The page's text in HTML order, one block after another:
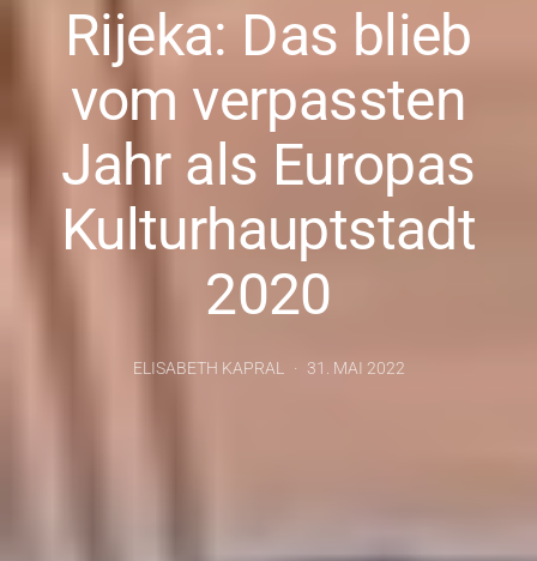
Rijeka: Das blieb
vom verpassten
Jahr als Europas
Kulturhauptstadt
2020
ELISABETH KAPRAL 31. MAI 2022